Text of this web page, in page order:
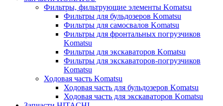
Фильтры, фильтрующие элементы Komatsu
Фильтры для бульдозеров Komatsu
Фильтры для самосвалов Komatsu
Фильтры для фронтальных погрузчиков
Komatsu
Фильтры для экскаваторов Komatsu
Фильтры для экскаваторов-погрузчиков
Komatsu
Ходовая часть Komatsu
Ходовая часть для бульдозеров Komatsu
Ходовая часть для экскаваторов Komatsu